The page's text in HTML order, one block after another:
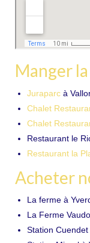
En Vrac
L’équipe
Contacts
Manger
Juraparc à
Chalet
Chalet
Restaurant le
Restaurant la
Acheter
La ferme à
La Ferme
Station Cuendet